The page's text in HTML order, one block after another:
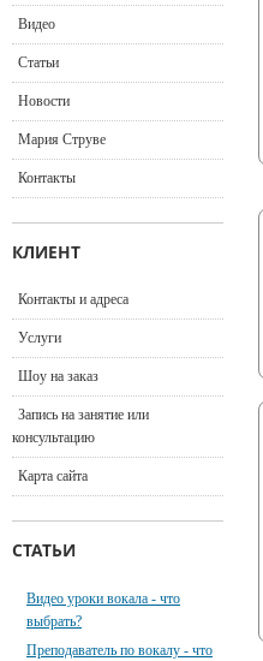
Видео
Статьи
Новости
Мария Струве
Контакты
КЛИЕНТ
Контакты и адреса
Услуги
Шоу на заказ
Запись на занятие или
консультацию
Карта сайта
СТАТЬИ
Видео уроки вокала - что
выбрать?
Преподаватель по вокалу - что